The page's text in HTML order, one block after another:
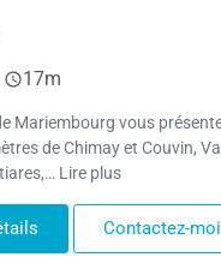
17m
Mariembourg vous
de Chimay et Couvin,
Lire plus
Contactez-moi